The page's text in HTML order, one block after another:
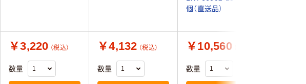
個（直送品）
￥3,220 （税込）
数量
￥4,132 （税込）
数量
￥10,560
数量